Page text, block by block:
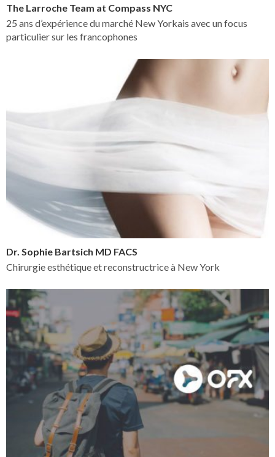
The Larroche Team at Compass NYC
25 ans d’expérience du marché New Yorkais avec un focus
particulier sur les francophones
Dr. Sophie Bartsich MD FACS
Chirurgie esthétique et reconstructrice à New York